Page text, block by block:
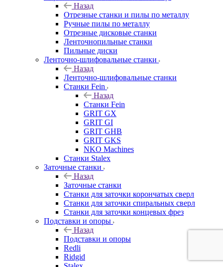
Назад
Отрезные станки и пилы по металлу
Ручные пилы по металлу
Отрезные дисковые станки
Ленточнопильные станки
Пильные диски
Ленточно-шлифовальные станки
Назад
Ленточно-шлифовальные станки
Станки Fein
Назад
Станки Fein
GRIT GX
GRIT GI
GRIT GHB
GRIT GKS
NKO Machines
Станки Stalex
Заточные станки
Назад
Заточные станки
Станки для заточки корончатых сверл
Станки для заточки спиральных сверл
Станки для заточки концевых фрез
Подставки и опоры
Назад
Подставки и опоры
Redli
Ridgid